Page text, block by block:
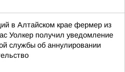
в Алтайском крае фермер из
Уолкер получил уведомление
службы об аннулировании